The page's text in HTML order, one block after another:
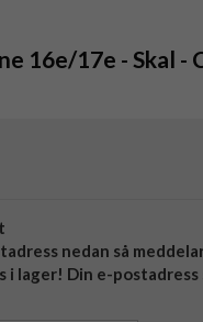
16e/17e - Skal -
nedan så
i lager! Din e-postadress